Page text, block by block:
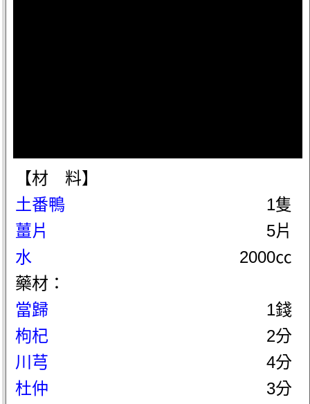
【材 料】
土番鴨
1隻
薑片
5片
水
2000㏄
藥材：
當歸
1錢
枸杞
2分
川芎
4分
杜仲
3分